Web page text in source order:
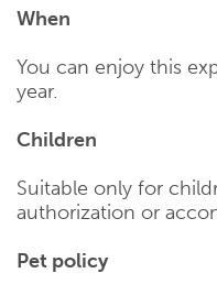
When
You can enjoy this
year.
Children
Suitable only for
authorization or
Pet policy